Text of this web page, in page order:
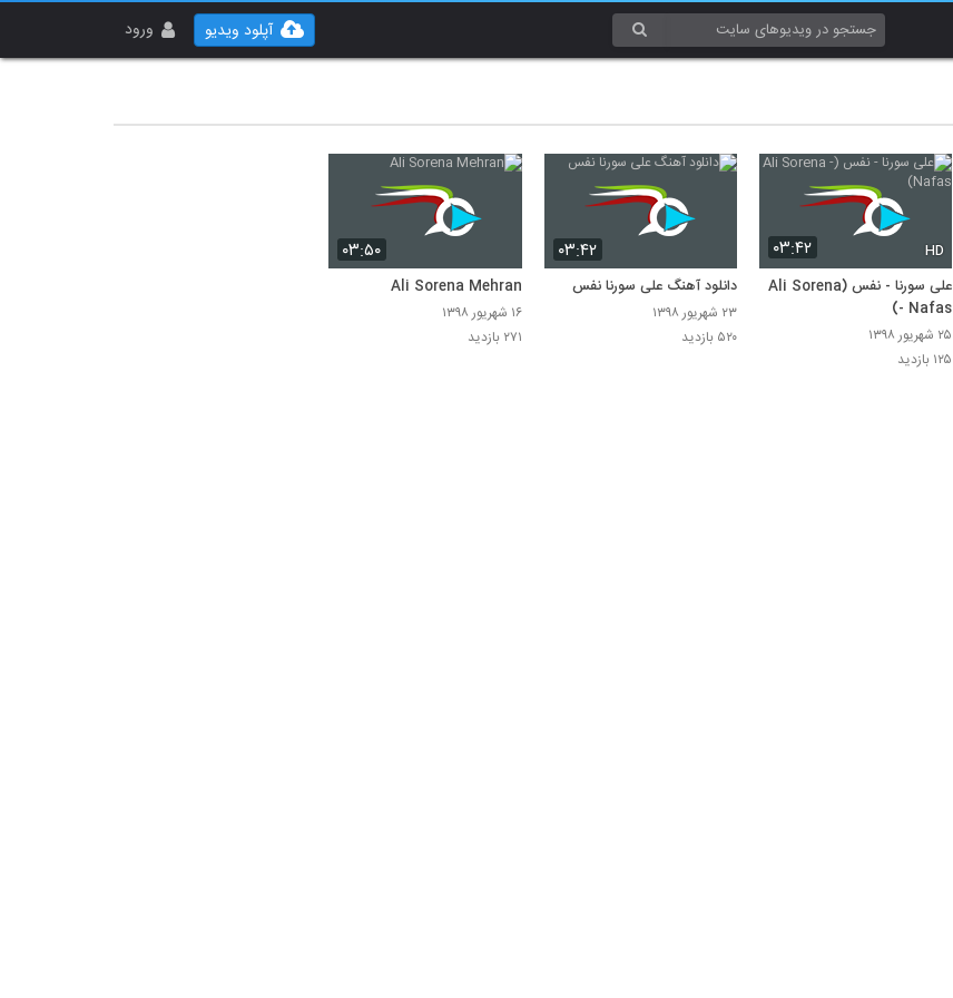
ورود آپلود ویدیو
۰۳:۴۲ HD
علی سورنا - نفس (Ali Sorena
- Nafas)
۲۵ شهریور ۱۳۹۸
۱۲۵ بازدید
۰۳:۴۲
دانلود آهنگ علی سورنا نفس
۲۳ شهریور ۱۳۹۸
۵۲۰ بازدید
۰۳:۵۰
Ali Sorena Mehran
۱۶ شهریور ۱۳۹۸
۲۷۱ بازدید